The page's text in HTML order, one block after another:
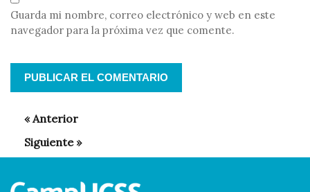
Guarda mi nombre, correo electrónico y web en este
navegador para la próxima vez que comente.